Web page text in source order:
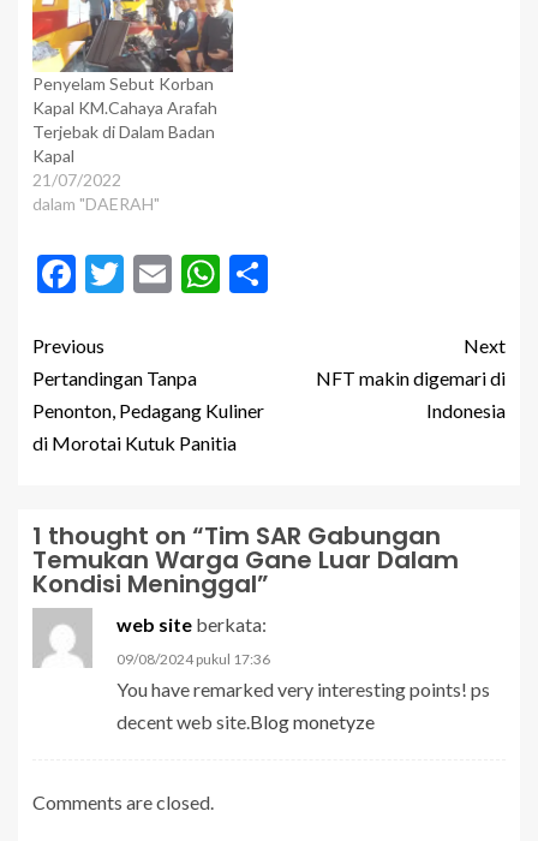
Penyelam Sebut Korban
Kapal KM.Cahaya Arafah
Terjebak di Dalam Badan
Kapal
21/07/2022
dalam "DAERAH"
Facebook
Twitter
EmailWhatsApp
Previous
Pertandingan Tanpa
Penonton, Pedagang Kuliner
di Morotai Kutuk Panitia
Next
NFT makin digemari di
Indonesia
1 thought on “Tim SAR Gabungan
Temukan Warga Gane Luar Dalam
Kondisi Meninggal”
web site berkata:
09/08/2024 pukul 17:36
You have remarked very interesting points! ps
decent web site. Blog monetyze
Comments are closed.